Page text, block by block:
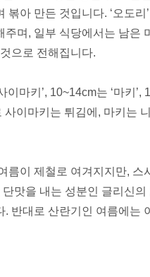
아 만든 것입니다. ‘오도리
며, 일부 식당에서는 남은
으로 전해집니다.
마키’, 10~14cm는 ‘마키’,
사이마키는 튀김에, 마키는
름이 제철로 여겨지지만, 스
맛을 내는 성분인 글리신의
반대로 산란기인 여름에는